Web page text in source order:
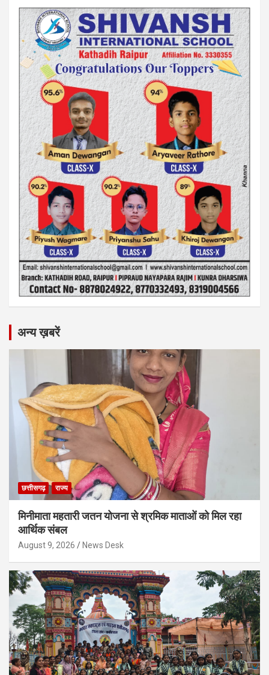
अन्य ख़बरें
छत्तीसगढ़ राज्य
मिनीमाता महतारी जतन योजना से श्रमिक माताओं को मिल रहा
आर्थिक संबल
August 9, 2026 News Desk